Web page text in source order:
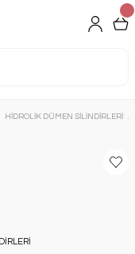
HİDROLİK DÜMEN SİLİNDİRLERİ